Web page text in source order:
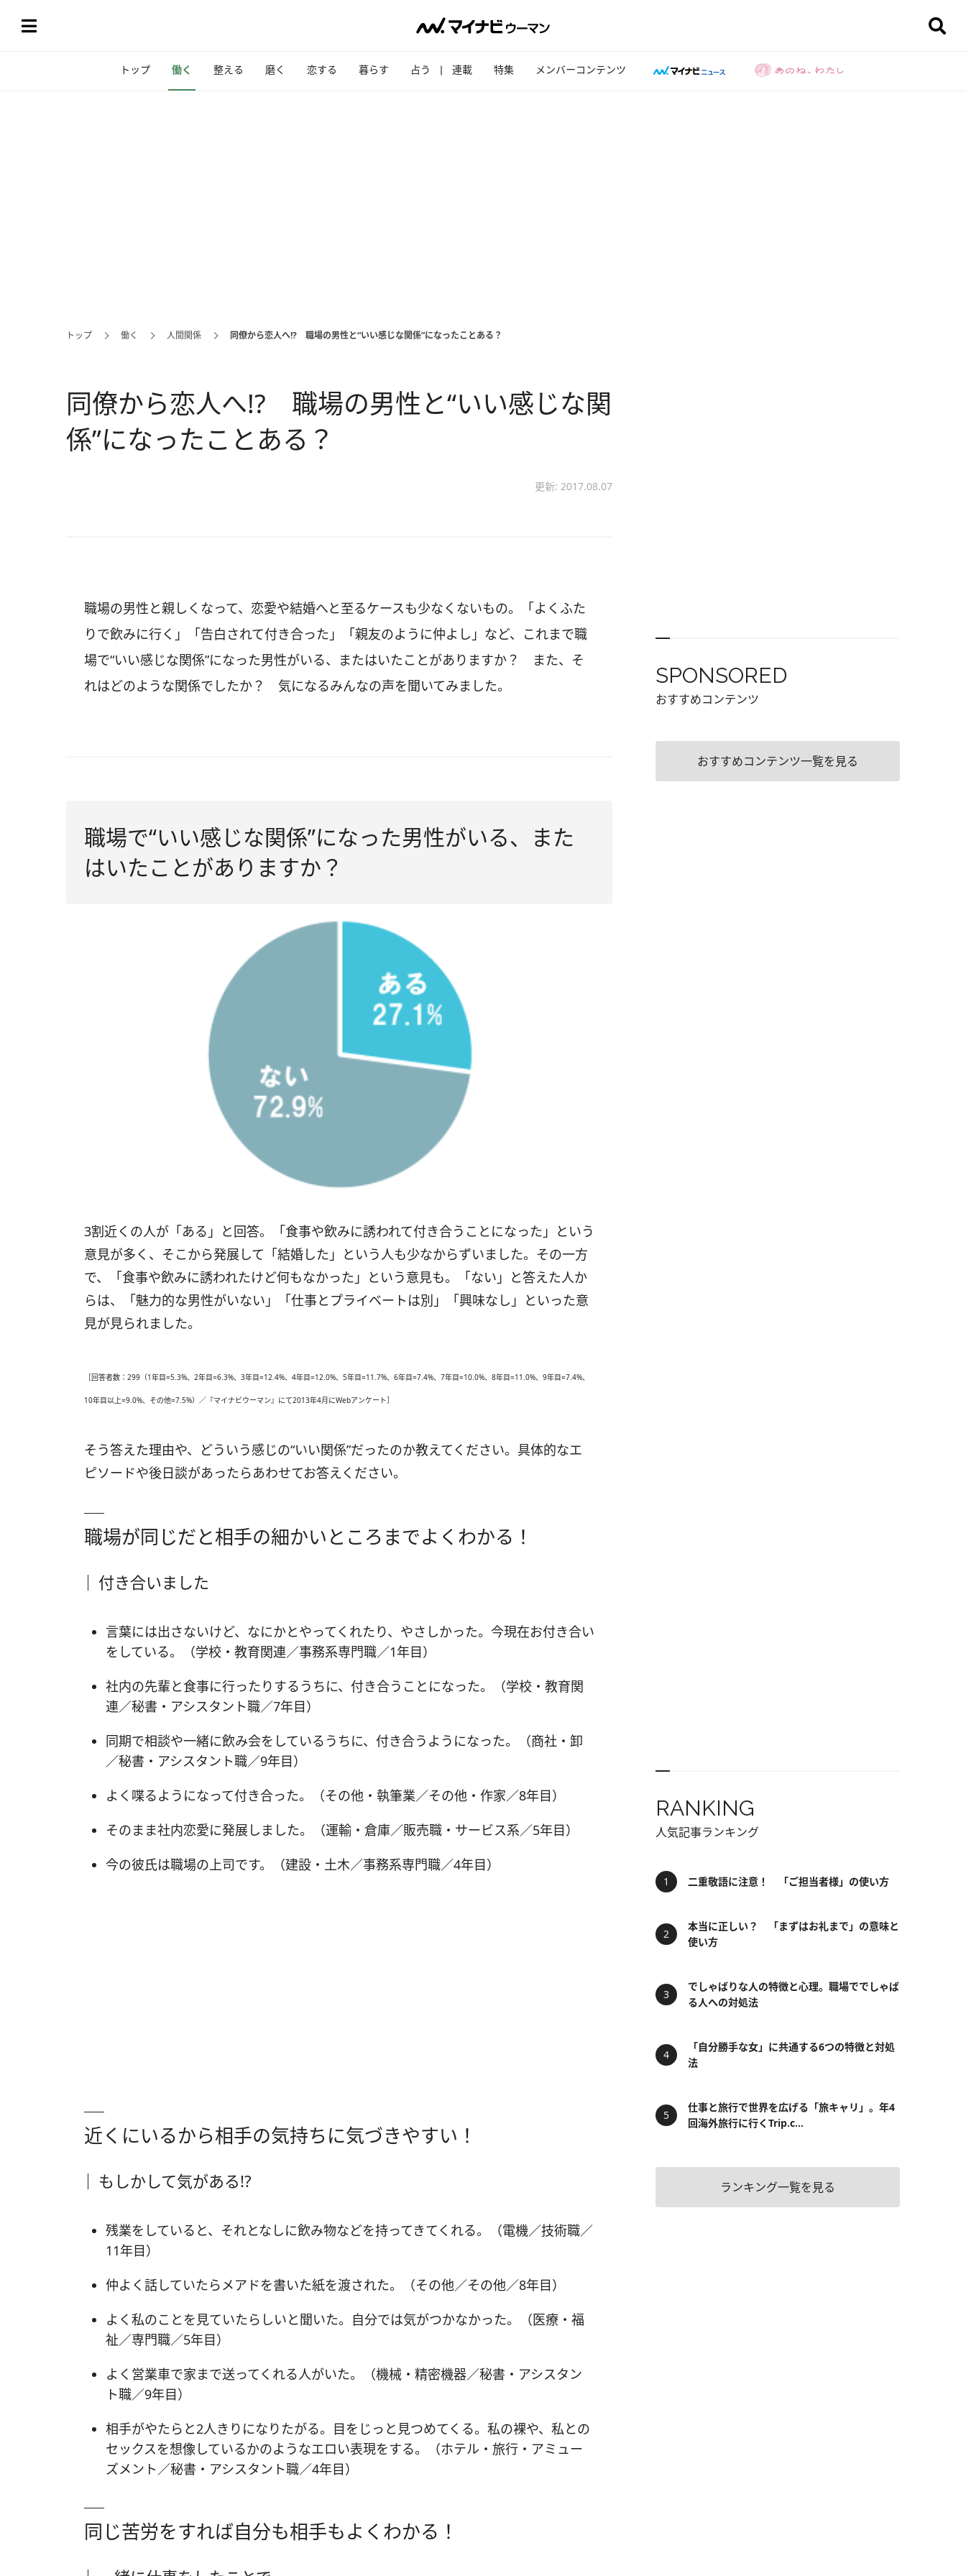
トップ 働く 整える 磨く 恋する 暮らす 占う 連載 特集 メンバーコンテンツ
トップ 働く 人間関係 同僚から恋人へ!? 職場の男性と“いい感じな関係”になったことある？
同僚から恋人へ!? 職場の男性と“いい感じな関
係”になったことある？
更新: 2017.08.07
職場の男性と親しくなって、恋愛や結婚へと至るケースも少なくないもの。「よくふた
りで飲みに行く」「告白されて付き合った」「親友のように仲よし」など、これまで職
場で“いい感じな関係”になった男性がいる、またはいたことがありますか？ また、そ
れはどのような関係でしたか？ 気になるみんなの声を聞いてみました。
職場で“いい感じな関係”になった男性がいる、また
はいたことがありますか？
3割近くの人が「ある」と回答。「食事や飲みに誘われて付き合うことになった」という
意見が多く、そこから発展して「結婚した」という人も少なからずいました。その一方
で、「食事や飲みに誘われたけど何もなかった」という意見も。「ない」と答えた人か
らは、「魅力的な男性がいない」「仕事とプライベートは別」「興味なし」といった意
見が見られました。
［回答者数：299（1年目=5.3%、2年目=6.3%、3年目=12.4%、4年目=12.0%、5年目=11.7%、6年目=7.4%、7年目=10.0%、8年目=11.0%、9年目=7.4%、
10年目以上=9.0%、その他=7.5%）／『マイナビウーマン』にて2013年4月にWebアンケート］
そう答えた理由や、どういう感じの“いい関係”だったのか教えてください。具体的なエ
ピソードや後日談があったらあわせてお答えください。
職場が同じだと相手の細かいところまでよくわかる！
付き合いました
言葉には出さないけど、なにかとやってくれたり、やさしかった。今現在お付き合い
をしている。（学校・教育関連／事務系専門職／1年目）
社内の先輩と食事に行ったりするうちに、付き合うことになった。（学校・教育関
連／秘書・アシスタント職／7年目）
同期で相談や一緒に飲み会をしているうちに、付き合うようになった。（商社・卸
／秘書・アシスタント職／9年目）
よく喋るようになって付き合った。（その他・執筆業／その他・作家／8年目）
そのまま社内恋愛に発展しました。（運輸・倉庫／販売職・サービス系／5年目）
今の彼氏は職場の上司です。（建設・土木／事務系専門職／4年目）
近くにいるから相手の気持ちに気づきやすい！
もしかして気がある!?
残業をしていると、それとなしに飲み物などを持ってきてくれる。（電機／技術職／
11年目）
仲よく話していたらメアドを書いた紙を渡された。（その他／その他／8年目）
よく私のことを見ていたらしいと聞いた。自分では気がつかなかった。（医療・福
祉／専門職／5年目）
よく営業車で家まで送ってくれる人がいた。（機械・精密機器／秘書・アシスタン
ト職／9年目）
相手がやたらと2人きりになりたがる。目をじっと見つめてくる。私の裸や、私との
セックスを想像しているかのようなエロい表現をする。（ホテル・旅行・アミュー
ズメント／秘書・アシスタント職／4年目）
同じ苦労をすれば自分も相手もよくわかる！
SPONSORED
おすすめコンテンツ
おすすめコンテンツ一覧を見る
RANKING
人気記事ランキング
二重敬語に注意！ 「ご担当者様」の使い方
本当に正しい？ 「まずはお礼まで」の意味と
使い方
でしゃばりな人の特徴と心理。職場ででしゃば
る人への対処法
「自分勝手な女」に共通する6つの特徴と対処
法
仕事と旅行で世界を広げる「旅キャリ」。年4
回海外旅行に行くTrip.c...
ランキング一覧を見る